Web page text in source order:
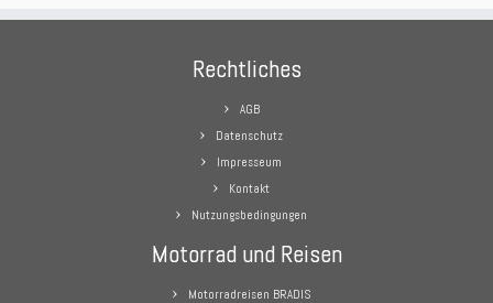
Rechtliches
AGB
Datenschutz
Impresseum
Kontakt
Nutzungsbedingungen
Motorrad und Reisen
Motorradreisen BRADIS